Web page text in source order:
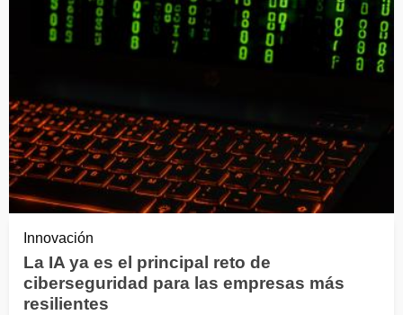
Innovación
La IA ya es el principal reto de
ciberseguridad para las empresas más
resilientes